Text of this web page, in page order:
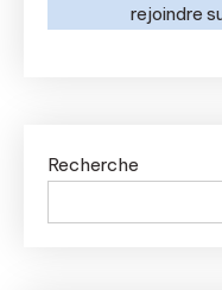
rejoindre
Recherche